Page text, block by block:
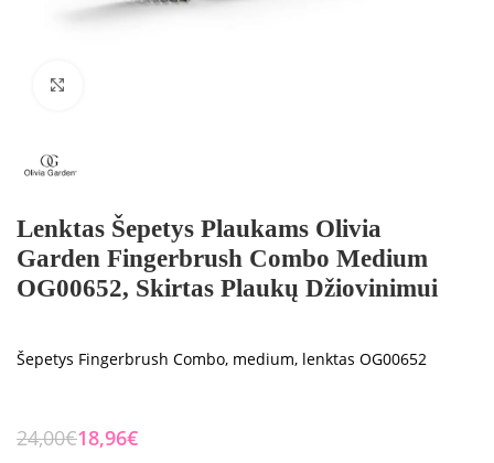
Lenktas Šepetys Plaukams Olivia
Garden Fingerbrush Combo Medium
OG00652, Skirtas Plaukų Džiovinimui
Šepetys Fingerbrush Combo, medium, lenktas OG00652
24,00€18,96€